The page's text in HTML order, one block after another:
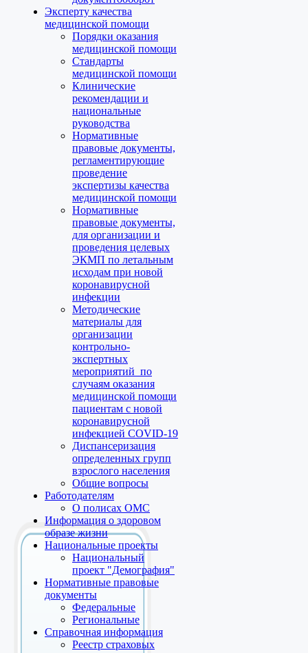
Эксперту качества
медицинской помощи
Порядки оказания
медицинской помощи
Стандарты
медицинской помощи
Клинические
рекомендации и
национальные
руководства
Нормативные
правовые документы,
регламентирующие
проведение
экспертизы качества
медицинской помощи
Нормативные
правовые документы,
для организации и
проведения целевых
ЭКМП по летальным
исходам при новой
коронавирусной
инфекции
Методические
материалы для
организации
контрольно-
экспертных
мероприятий по
случаям оказания
медицинской помощи
пациентам с новой
коронавирусной
инфекцией COVID-19
Диспансеризация
определенных групп
взрослого населения
Общие вопросы
Работодателям
О полисах ОМС
Информация о здоровом
образе жизни
Национальные проекты
Национальный
проект "Демография"
Нормативные правовые
документы
Федеральные
Региональные
Справочная информация
Реестр страховых